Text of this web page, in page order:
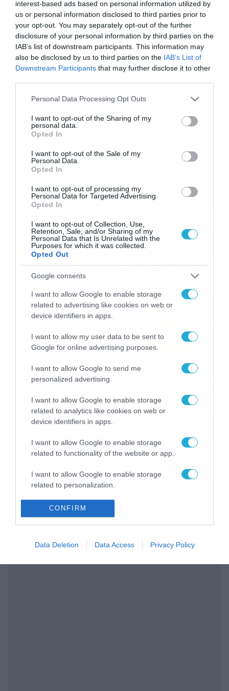
interest-based ads based on personal information utilized by
us or personal information disclosed to third parties prior to
your opt-out. You may separately opt-out of the further
disclosure of your personal information by third parties on the
IAB’s list of downstream participants. This information may
also be disclosed by us to third parties on the IAB’s List of
Downstream Participants that may further disclose it to other
Please note that this website/app uses one or more Google
not limited to your visit or usage behaviour. You may click to
grant or deny consent to Google and its third-party tags to
use your data for below specified purposes in below Google
consent section.
Personal Data Processing Opt Outs
I want to opt-out of the Sharing of my
personal data.
Opted In
I want to opt-out of the Sale of my
Personal Data.
Opted In
I want to opt-out of processing my
Personal Data for Targeted Advertising.
Opted In
I want to opt-out of Collection, Use,
Retention, Sale, and/or Sharing of my
Personal Data that Is Unrelated with the
Purposes for which it was collected.
Opted Out
Google consents
I want to allow Google to enable storage
related to advertising like cookies on web or
device identifiers in apps.
I want to allow my user data to be sent to
Google for online advertising purposes.
I want to allow Google to send me
personalized advertising.
I want to allow Google to enable storage
related to analytics like cookies on web or
device identifiers in apps.
I want to allow Google to enable storage
related to functionality of the website or app.
I want to allow Google to enable storage
related to personalization.
I want to allow Google to enable storage
related to security, including authentication
functionality and fraud prevention, and other
CONFIRM
Data Deletion Data Access Privacy Policy
22/10/2021 15:18
Πλάνταξε στο κλάμα η Κατερίνα
Καινούργιου – Δείτε τι συνέβη (video)
Μπάρκουλη. Καλεσμένη στην εκπομπή «Super Κατερίνα»
Μπάρκουλη, Μαίρη, με τον γιο της Νίκο. Η Μαίρη
Μπάρκουλη έκανε μια συγκλονιστική εξομολόγηση για
τις δυσκολίες που βίωσαν στο παρελθόν με αποτέλεσμα
Ροή Ειδήσεων
Καιρός: Νέα ενημέρωση Σάκη
Αρναούτογλου για τις
09/08/2026 10:52
Εορτολόγιο 9-8: Ποιοι
γιορτάζουν σήμερα; Χρόνια
Πολλά
09/08/2026 10:15
Καιρός Δεκαπενταύγουστο:
τον Σάκη Αρναούτογλου (vid)
08/08/2026 08:51
Εορτολόγιο 8-8: Ποιοι
Πολλά
08/08/2026 08:25
Πρεμιέρα στην Ολλανδία, την
Πορτογαλία και τη Β’
Γερμανίας με πολλές
στοιχηματικές επιλογές από
το ΠΑΜΕ ΣΤΟΙΧΗΜΑ
07/08/2026 16:41